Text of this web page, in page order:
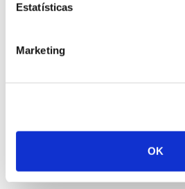
Estatísticas
Marketing
OK